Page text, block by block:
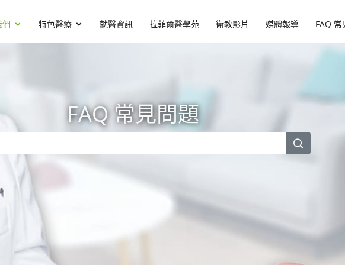
們 特色醫療 就醫資訊 拉菲爾醫學苑 衛教影片 媒體報導 FAQ
FAQ 常見問題